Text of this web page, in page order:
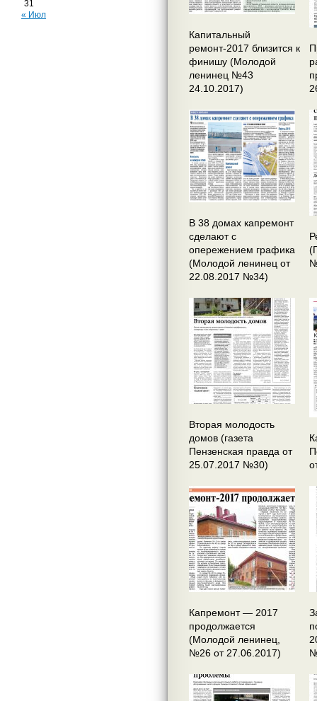
31
« Июл
Капитальный
ремонт-2017 близится к
финишу (Молодой
ленинец №43
24.10.2017)
В 38 домах капремонт
сделают с
опережением графика
(Молодой ленинец от
22.08.2017 №34)
Вторая молодость
домов (газета
Пензенская правда от
25.07.2017 №30)
Капремонт — 2017
продолжается
(Молодой ленинец,
№26 от 27.06.2017)